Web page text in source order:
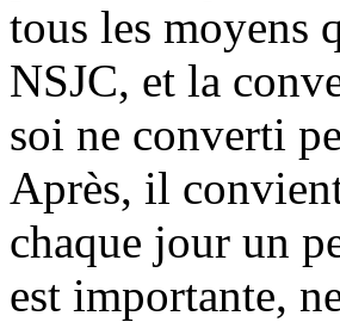
tous les moyens
NSJC, et la
soi ne converti
Après, il
chaque jour un
est importante,